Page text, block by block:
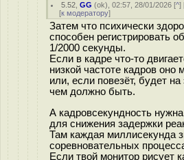
5.52 ,GG (ok), 02:57, 28/01/2026 [^]
[к модератору]
Затем что психически
способен регистрировать
1/2000 секунды.
Если в кадре что-то
низкой частоте кадров оно
или, если повезёт, будет
чем должно быть.
А кадровсекундность
для снижения задержки
Там каждая миллисекунда
соревновательных
Если твой монитор рисует